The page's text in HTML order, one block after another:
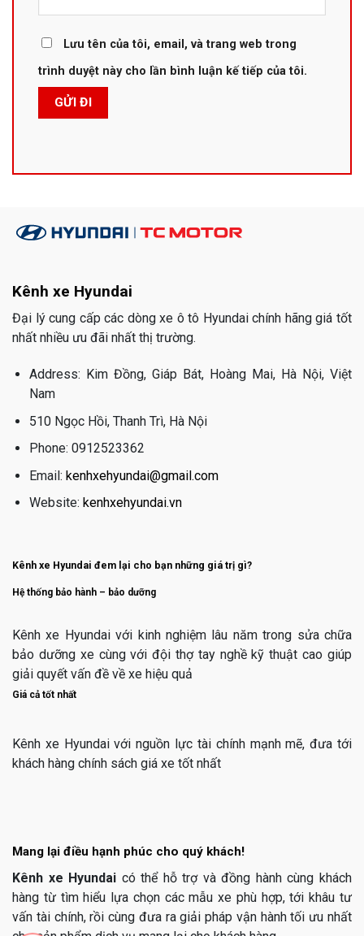
Lưu tên của tôi, email, và trang web trong
trình duyệt này cho lần bình luận kế tiếp của tôi.
Kênh xe Hyundai
Đại lý cung cấp các dòng xe ô tô Hyundai chính hãng giá tốt
nhất nhiều ưu đãi nhất thị trường.
Address: Kim Đồng, Giáp Bát, Hoàng Mai, Hà Nội, Việt
Nam
510 Ngọc Hồi, Thanh Trì, Hà Nội
Phone: 0912523362
Email: kenhxehyundai@gmail.com
Website: kenhxehyundai.vn
Kênh xe Hyundai đem lại cho bạn những giá trị gì?
Hệ thống bảo hành – bảo dưỡng
Kênh xe Hyundai với kinh nghiệm lâu năm trong sửa chữa
bảo dưỡng xe cùng với đội thợ tay nghề kỹ thuật cao giúp
giải quyết vấn đề về xe hiệu quả
Giá cả tốt nhất
Kênh xe Hyundai với nguồn lực tài chính mạnh mẽ, đưa tới
khách hàng chính sách giá xe tốt nhất
Mang lại điều hạnh phúc cho quý khách!
Kênh xe Hyundai có thể hỗ trợ và đồng hành cùng khách
hàng từ tìm hiểu lựa chọn các mẫu xe phù hợp, tới khâu tư
vấn tài chính, rồi cùng đưa ra giải pháp vận hành tối ưu nhất